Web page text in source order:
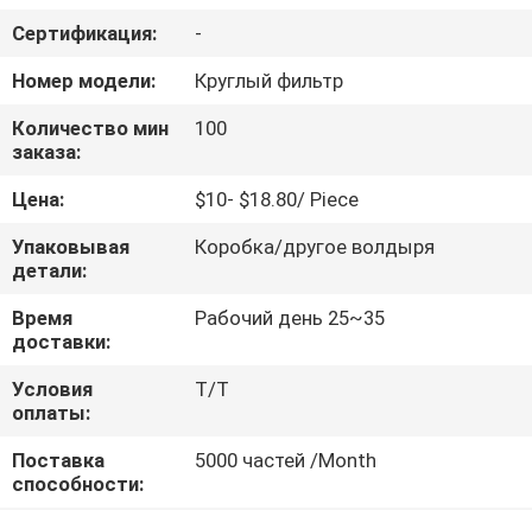
ПРОВЕРКА
КАЧЕСТВА
СВЯЖИТЕСЬ
МЫ
СПРОСИТЕ
ЦИТАТУ
КАРТА
САЙТА
Сертификация:
-
Номер модели:
Круглый фильтр
Количество мин
заказа:
100
Цена:
$10- $18.80/ Piece
Упаковывая
детали:
Коробка/другое волдыря
Время
доставки:
Рабочий день 25~35
Условия
оплаты:
Т/Т
Поставка
способности:
5000 частей /Month